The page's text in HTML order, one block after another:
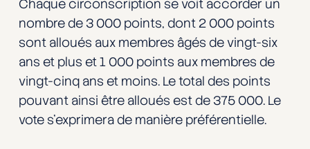
Chaque circonscription se voit accorder un
nombre de 3 000 points, dont 2 000 points
sont alloués aux membres âgés de vingt-six
ans et plus et 1 000 points aux membres de
vingt-cinq ans et moins. Le total des points
pouvant ainsi être alloués est de 375 000. Le
vote s’exprimera de manière préférentielle.